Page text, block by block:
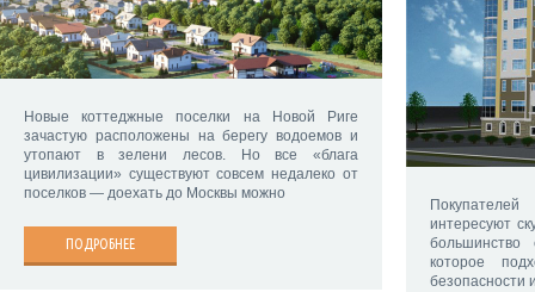
Новые коттеджные поселки на Новой Риге
зачастую расположены на берегу водоемов и
утопают в зелени лесов. Но все «блага
цивилизации» существуют совсем недалеко от
поселков — доехать до Москвы можно
ПОДРОБНЕЕ
интересуют
большинство
которое
безопасности